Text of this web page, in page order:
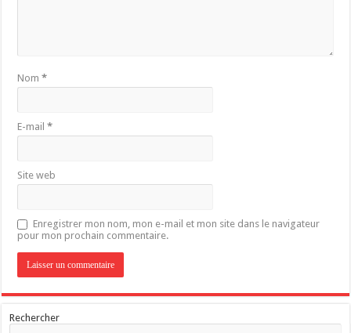
Nom*
E-mail*
Site web
Enregistrer mon nom, mon e-mail et mon site dans le navigateur
pour mon prochain commentaire.
Rechercher